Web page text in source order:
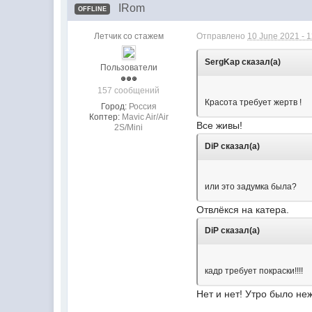
OFFLINE IRom
Летчик со стажем
Пользователи
157 сообщений
Город: Россия
Коптер: Mavic Air/Air
2S/Mini
Отправлено 10 June 2021 -
SergKap сказал(а)
Красота требует жертв !
Все живы!
DiP сказал(а)
или это задумка была?
Отвлёкся на катера.
DiP сказал(а)
кадр требует покраски!!!!
Нет и нет! Утро было